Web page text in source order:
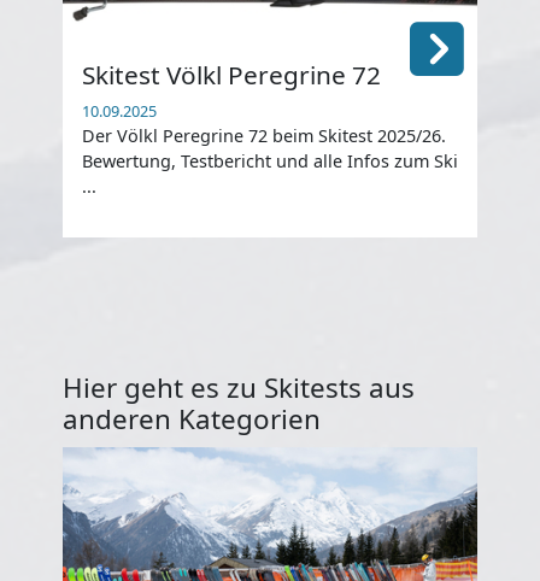
Skitest Völkl Peregrine 72
10.09.2025
Der Völkl Peregrine 72 beim Skitest 2025/26.
Bewertung, Testbericht und alle Infos zum Ski
...
Hier geht es zu Skitests aus
anderen Kategorien